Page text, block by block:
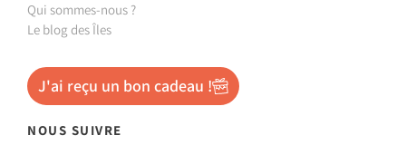
Qui sommes-nous ?
Le blog des Îles
J'ai reçu un bon cadeau !
NOUS SUIVRE